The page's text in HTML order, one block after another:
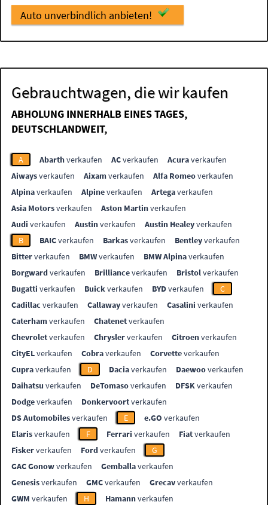
Auto unverbindlich anbieten!
Gebrauchtwagen, die wir kaufen
ABHOLUNG INNERHALB EINES TAGES,
DEUTSCHLANDWEIT,
A Abarthverkaufen ACverkaufen Acuraverkaufen
Aiwaysverkaufen Aixamverkaufen Alfa Romeoverkaufen
Alpinaverkaufen Alpineverkaufen Artegaverkaufen
Asia Motorsverkaufen Aston Martinverkaufen
Audi verkaufen Austinverkaufen Austin Healeyverkaufen
B
BAICverkaufen Barkasverkaufen Bentleyverkaufen
Bitterverkaufen BMWverkaufen BMW Alpinaverkaufen
Borgwardverkaufen Brillianceverkaufen Bristolverkaufen
Bugatti verkaufen Buickverkaufen BYDverkaufen
C
Cadillac verkaufen Callawayverkaufen Casalini verkaufen
Caterhamverkaufen Chatenetverkaufen
Chevroletverkaufen Chryslerverkaufen Citroenverkaufen
CityELverkaufen Cobraverkaufen Corvetteverkaufen
Cupraverkaufen D Daciaverkaufen Daewooverkaufen
Daihatsu verkaufen DeTomasoverkaufen DFSKverkaufen
Dodgeverkaufen Donkervoortverkaufen
DS Automobilesverkaufen E e.GO verkaufen
Elarisverkaufen F Ferrari verkaufen Fiatverkaufen
Fiskerverkaufen Fordverkaufen
G
GAC Gonowverkaufen Gemballaverkaufen
Genesisverkaufen GMCverkaufen Grecavverkaufen
GWM verkaufen H Hamannverkaufen